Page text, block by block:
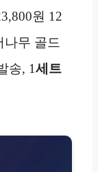
원 12
무 골드
송, 1세트